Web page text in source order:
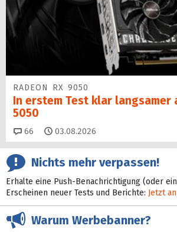
RADEON RX 9050
In erstem Test klar langsamer
5050
66 Kommentare
03.08.2026
Nichts mehr verpassen!
Erhalte eine Push-Benachrichtigung (oder
Erscheinen neuer Tests und Berichte: Jetzt
Warum Werbebanner?